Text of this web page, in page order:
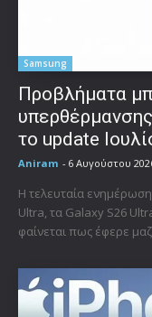
Samsung
Προβλήματα
το update
Aniram - 6 Αυγούστου
Η τελευταία
Ultra, τα Galaxy S26
φαίνεται πως έφερε